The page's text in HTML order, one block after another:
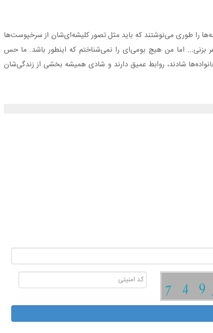
کردم، فیلمنامه‌ها را طوری می‌نوشتند که باید مثل تصور کلیشه‌ای‌شان از سرخپوست‌ها
بزنی... اما من هیچ بومی‌ای را نمی‌شناختم که اینطور باشد. ما حس
شادند، روابط عمیق دارند و شادی همیشه بخشی از زندگی‌شان